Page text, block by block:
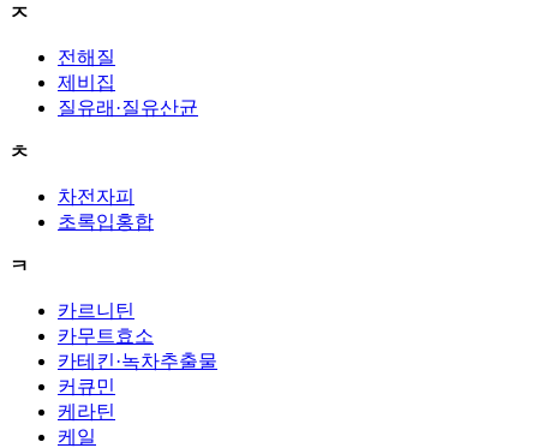
ㅈ
전해질
제비집
질유래·질유산균
ㅊ
차전자피
초록입홍합
ㅋ
카르니틴
카무트효소
카테킨·녹차추출물
커큐민
케라틴
케일